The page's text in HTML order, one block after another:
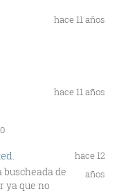
hace 11 años
hace 11 años
buscheada de
ya que no
hace 12
años